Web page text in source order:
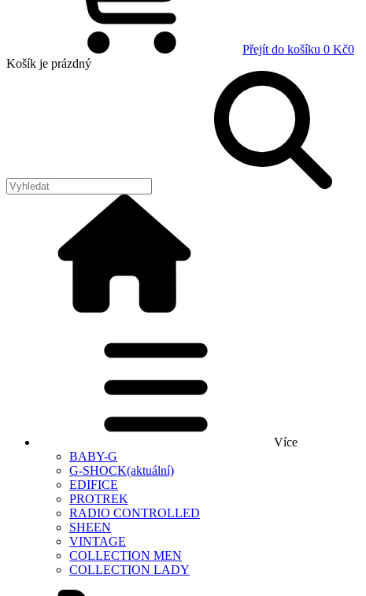
Přejít do košíku 0 Kč0
Košík je prázdný
Více
BABY-G
G-SHOCK(aktuální)
EDIFICE
PROTREK
RADIO CONTROLLED
SHEEN
VINTAGE
COLLECTION MEN
COLLECTION LADY